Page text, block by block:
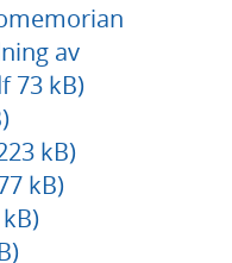
av
73 kB)
kB)
kB)